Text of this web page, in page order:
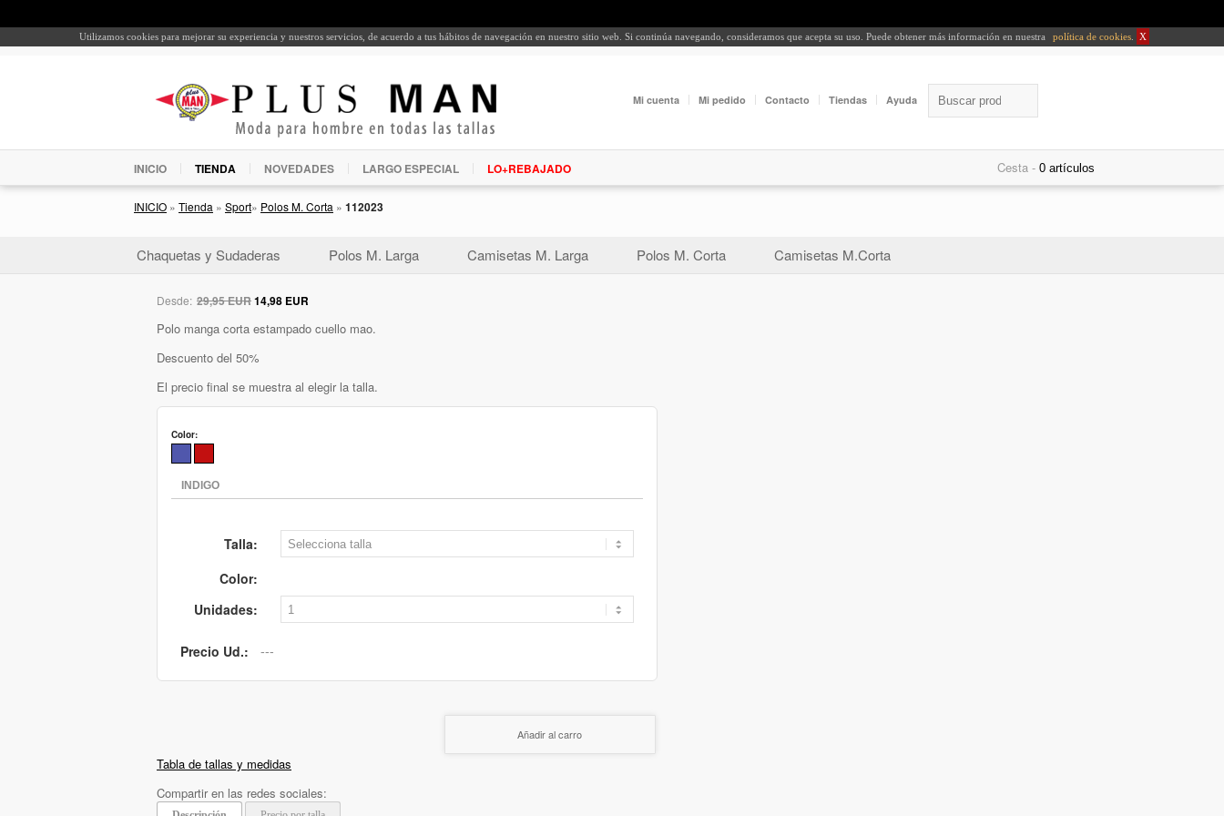
Utilizamos cookies para mejorar su experiencia y nuestros servicios, de acuerdo a tus hábitos de navegación en nuestro sitio web. Si continúa navegando, consideramos que acepta su uso. Puede obtener más información en nuestra política de cookies X
Mi cuenta Mi pedido Contacto Tiendas Ayuda
INICIO TIENDA NOVEDADES LARGO ESPECIAL LO+REBAJADO Cesta -
INICIO » Tienda » Sport» Polos M. Corta » 112023
Chaquetas y Sudaderas Polos M. Larga Camisetas M. Larga Polos M. Corta Camisetas M.Corta
Desde: 29,95 EUR14,98 EUR
Polo manga corta estampado cuello mao.
Descuento del 50%
El precio final se muestra al elegir la talla.
Color:
Talla:
Color:
Unidades:
Precio Ud.:
Añadir al carro
Tabla de tallas y medidas
Compartir en las redes sociales: